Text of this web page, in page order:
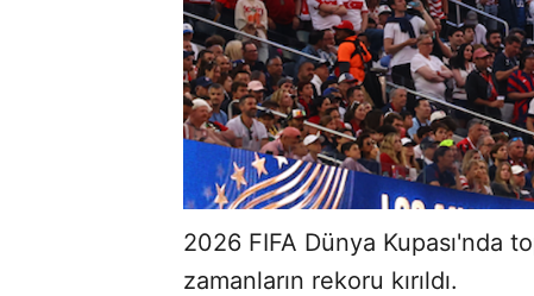
2026 FIFA Dünya Kupası'nda
zamanların rekoru kırıldı.